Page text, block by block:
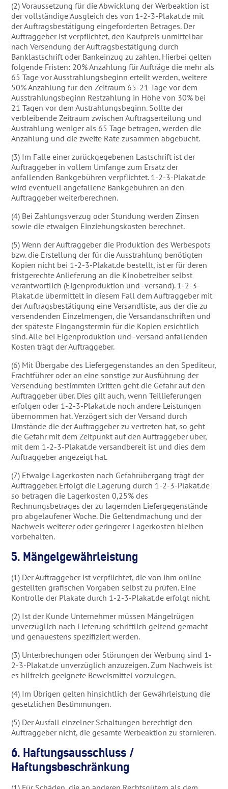
(2) Voraussetzung für die Abwicklung der Werbeaktion ist
der vollständige Ausgleich des von 1-2-3-Plakat.de mit
der Auftragsbestätigung eingeforderten Betrages. Der
Auftraggeber ist verpflichtet, den Kaufpreis unmittelbar
nach Versendung der Auftragsbestätigung durch
Banklastschrift oder Bankeinzug zu zahlen. Hierbei gelten
folgende Fristen: 20% Anzahlung für Aufträge die mehr als
65 Tage vor Ausstrahlungsbeginn erteilt werden, weitere
50% Anzahlung für den Zeitraum 65-21 Tage vor dem
Ausstrahlungsbeginn Restzahlung in Höhe von 30% bei
21 Tagen vor dem Austrahlungsbeginn. Sollte der
verbleibende Zeitraum zwischen Auftragserteilung und
Austrahlung weniger als 65 Tage betragen, werden die
Anzahlung und die zweite Rate zusammen abgebucht.
(3) Im Falle einer zurückgegebenen Lastschrift ist der
Auftraggeber in vollem Umfange zum Ersatz der
anfallenden Bankgebühren verpflichtet. 1-2-3-Plakat.de
wird eventuell angefallene Bankgebühren an den
Auftraggeber weiterberechnen.
(4) Bei Zahlungsverzug oder Stundung werden Zinsen
sowie die etwaigen Einziehungskosten berechnet.
(5) Wenn der Auftraggeber die Produktion des Werbespots
bzw. die Erstellung der für die Ausstrahlung benötigten
Kopien nicht bei 1-2-3-Plakat.de bestellt, ist er für deren
fristgerechte Anlieferung an die Kinobetreiber selbst
verantwortlich (Eigenproduktion und -versand). 1-2-3-
Plakat.de übermittelt in diesem Fall dem Auftraggeber mit
der Auftragsbestätigung eine Versandliste, aus der die zu
versendenden Einzelmengen, die Versandanschriften und
der späteste Eingangstermin für die Kopien ersichtlich
sind. Alle bei Eigenproduktion und -versand anfallenden
Kosten trägt der Auftraggeber.
(6) Mit Übergabe des Liefergegenstandes an den Spediteur,
Frachtführer oder an eine sonstige zur Ausführung der
Versendung bestimmten Dritten geht die Gefahr auf den
Auftraggeber über. Dies gilt auch, wenn Teillieferungen
erfolgen oder 1-2-3-Plakat.de noch andere Leistungen
übernommen hat. Verzögert sich der Versand durch
Umstände die der Auftraggeber zu vertreten hat, so geht
die Gefahr mit dem Zeitpunkt auf den Auftraggeber über,
mit dem 1-2-3-Plakat.de versandbereit ist und dies dem
Auftraggeber angezeigt hat.
(7) Etwaige Lagerkosten nach Gefahrübergang trägt der
Auftraggeber. Erfolgt die Lagerung durch 1-2-3-Plakat.de
so betragen die Lagerkosten 0,25% des
Rechnungsbetrages der zu lagernden Liefergegenstände
pro abgelaufener Woche. Die Geltendmachung und der
Nachweis weiterer oder geringerer Lagerkosten bleiben
vorbehalten.
5. Mängelgewährleistung
(1) Der Auftraggeber ist verpflichtet, die von ihm online
gestellten grafischen Vorgaben selbst zu prüfen. Eine
Kontrolle der Plakate durch 1-2-3-Plakat.de erfolgt nicht.
(2) Ist der Kunde Unternehmer müssen Mängelrügen
unverzüglich nach Lieferung schriftlich geltend gemacht
und genauestens spezifiziert werden.
(3) Unterbrechungen oder Störungen der Werbung sind 1-
2-3-Plakat.de unverzüglich anzuzeigen. Zum Nachweis ist
es hilfreich geeignete Beweismittel vorzulegen.
(4) Im Übrigen gelten hinsichtlich der Gewährleistung die
gesetzlichen Bestimmungen.
(5) Der Ausfall einzelner Schaltungen berechtigt den
Auftraggeber nicht, die gesamte Werbeaktion zu stornieren.
6. Haftungsausschluss /
Haftungsbeschränkung